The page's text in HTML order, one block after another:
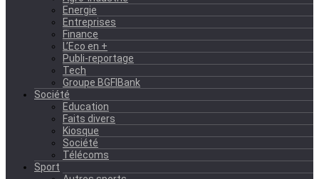
Energie
Entreprises
Finance
L’Eco en +
Publi-reportage
Tech
Groupe BGFIBank
Société
Education
Faits divers
Kiosque
Société
Télécoms
Sport